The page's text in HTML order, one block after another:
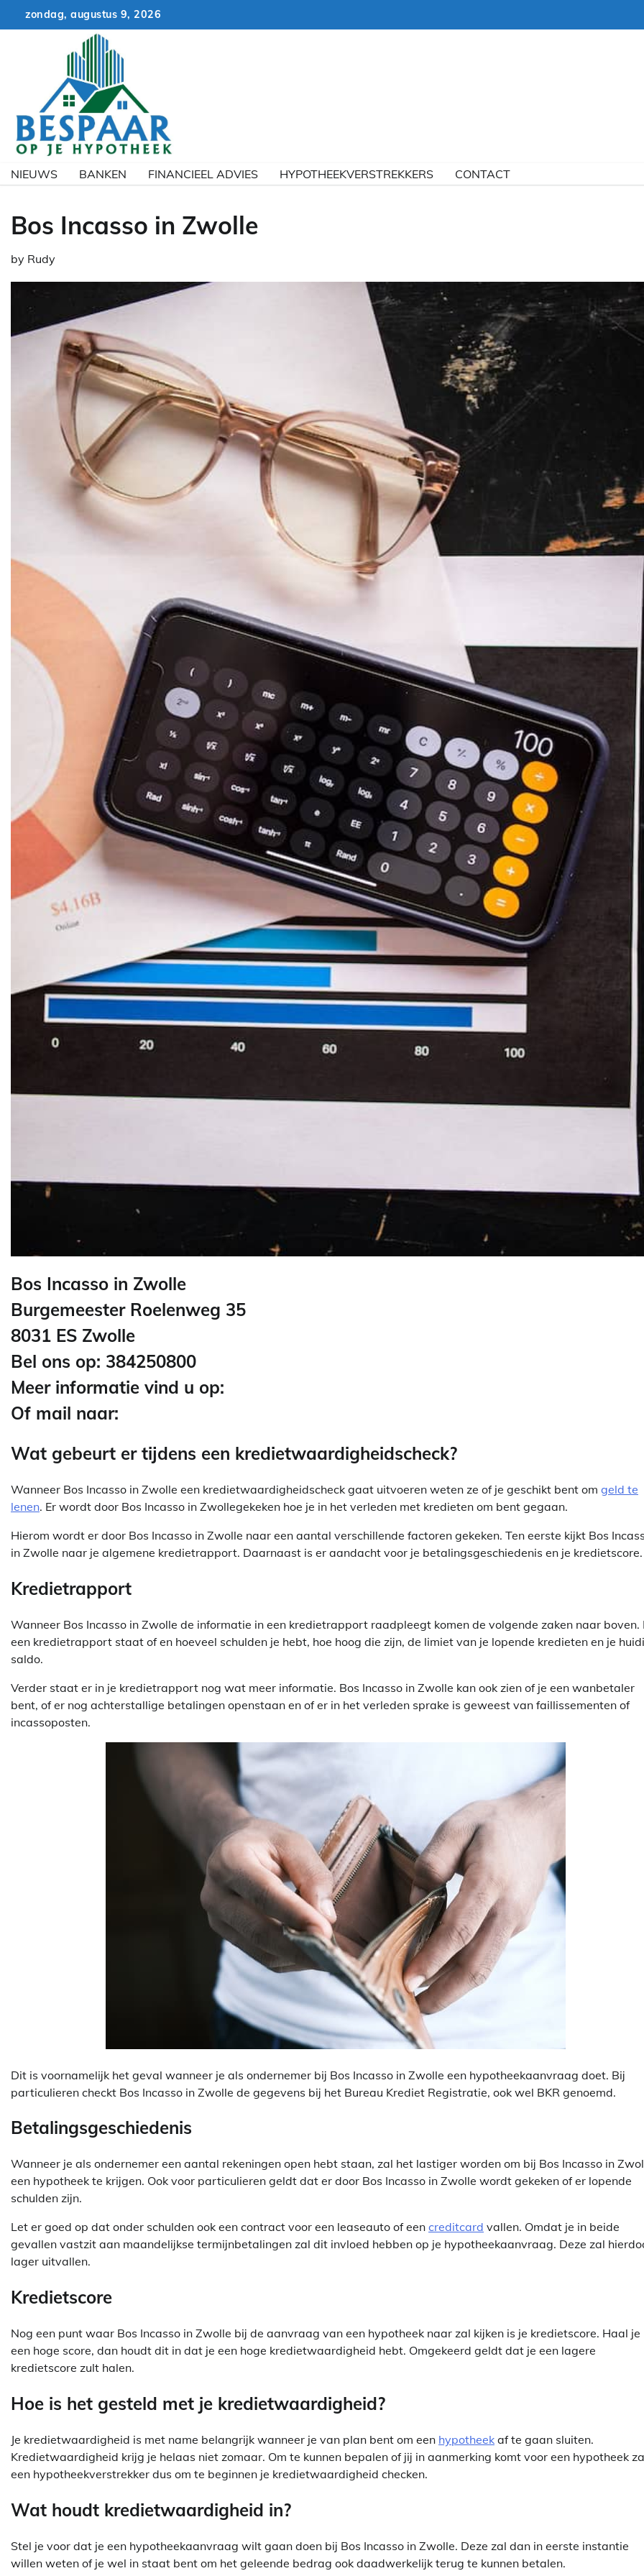
zondag, augustus 9, 2026
NIEUWS BANKEN FINANCIEEL ADVIES HYPOTHEEKVERSTREKKERS CONTACT
Bos Incasso in Zwolle
by Rudy
Bos Incasso in Zwolle
Burgemeester Roelenweg 35
8031 ES Zwolle
Bel ons op: 384250800
Meer informatie vind u op:
Of mail naar:
Wat gebeurt er tijdens een kredietwaardigheidscheck?
Wanneer Bos Incasso in Zwolle een kredietwaardigheidscheck gaat uitvoeren weten ze of je geschikt bent om geld te
lenen. Er wordt door Bos Incasso in Zwollegekeken hoe je in het verleden met kredieten om bent gegaan.
Hierom wordt er door Bos Incasso in Zwolle naar een aantal verschillende factoren gekeken. Ten eerste kijkt Bos
in Zwolle naar je algemene kredietrapport. Daarnaast is er aandacht voor je betalingsgeschiedenis en je kredietscore.
Kredietrapport
Wanneer Bos Incasso in Zwolle de informatie in een kredietrapport raadpleegt komen de volgende zaken naar boven.
een kredietrapport staat of en hoeveel schulden je hebt, hoe hoog die zijn, de limiet van je lopende kredieten en je
saldo.
Verder staat er in je kredietrapport nog wat meer informatie. Bos Incasso in Zwolle kan ook zien of je een wanbetaler
bent, of er nog achterstallige betalingen openstaan en of er in het verleden sprake is geweest van faillissementen of
incassoposten.
Dit is voornamelijk het geval wanneer je als ondernemer bij Bos Incasso in Zwolle een hypotheekaanvraag doet. Bij
particulieren checkt Bos Incasso in Zwolle de gegevens bij het Bureau Krediet Registratie, ook wel BKR genoemd.
Betalingsgeschiedenis
Wanneer je als ondernemer een aantal rekeningen open hebt staan, zal het lastiger worden om bij Bos Incasso in
een hypotheek te krijgen. Ook voor particulieren geldt dat er door Bos Incasso in Zwolle wordt gekeken of er lopende
schulden zijn.
Let er goed op dat onder schulden ook een contract voor een leaseauto of een creditcard vallen. Omdat je in beide
gevallen vastzit aan maandelijkse termijnbetalingen zal dit invloed hebben op je hypotheekaanvraag. Deze zal
lager uitvallen.
Kredietscore
Nog een punt waar Bos Incasso in Zwolle bij de aanvraag van een hypotheek naar zal kijken is je kredietscore. Haal je
een hoge score, dan houdt dit in dat je een hoge kredietwaardigheid hebt. Omgekeerd geldt dat je een lagere
kredietscore zult halen.
Hoe is het gesteld met je kredietwaardigheid?
Je kredietwaardigheid is met name belangrijk wanneer je van plan bent om een hypotheek af te gaan sluiten.
Kredietwaardigheid krijg je helaas niet zomaar. Om te kunnen bepalen of jij in aanmerking komt voor een hypotheek
een hypotheekverstrekker dus om te beginnen je kredietwaardigheid checken.
Wat houdt kredietwaardigheid in?
Stel je voor dat je een hypotheekaanvraag wilt gaan doen bij Bos Incasso in Zwolle. Deze zal dan in eerste instantie
willen weten of je wel in staat bent om het geleende bedrag ook daadwerkelijk terug te kunnen betalen.